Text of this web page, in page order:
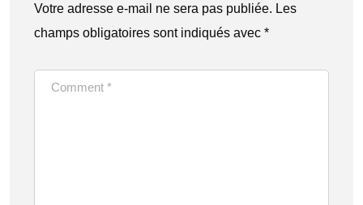
Votre adresse e-mail ne sera pas publiée. Les
champs obligatoires sont indiqués avec *